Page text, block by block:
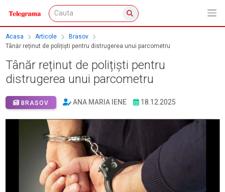
Acasa Articole
Brasov
Tânăr reținut de polițiști pentru distrugerea unui parcometru
Tânăr reținut de polițiști pentru
distrugerea unui parcometru
BRASOV ANA MARIA IENE 18.12.2025